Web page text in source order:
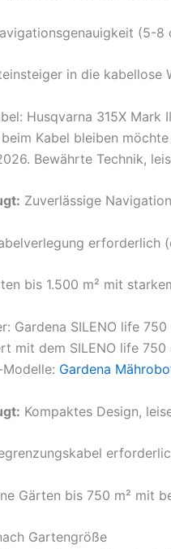
(5-8
in die kabellose
Husqvarna 315X Mark II
Kabel bleiben
Bewährte Technik,
Zuverlässige
erforderlich
bis 1.500 m² mit
Gardena SILENO life 750
mit dem SILENO life
Gardena
Kompaktes Design,
Gärten bis 750 m² mit
Gartengröße